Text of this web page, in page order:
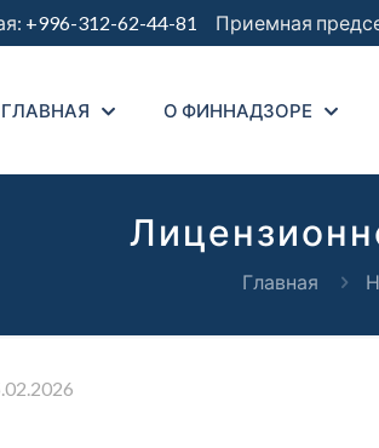
+996-312-62-44-81 Приемная
ГЛАВНАЯ О ФИННАДЗОРЕ
Главная